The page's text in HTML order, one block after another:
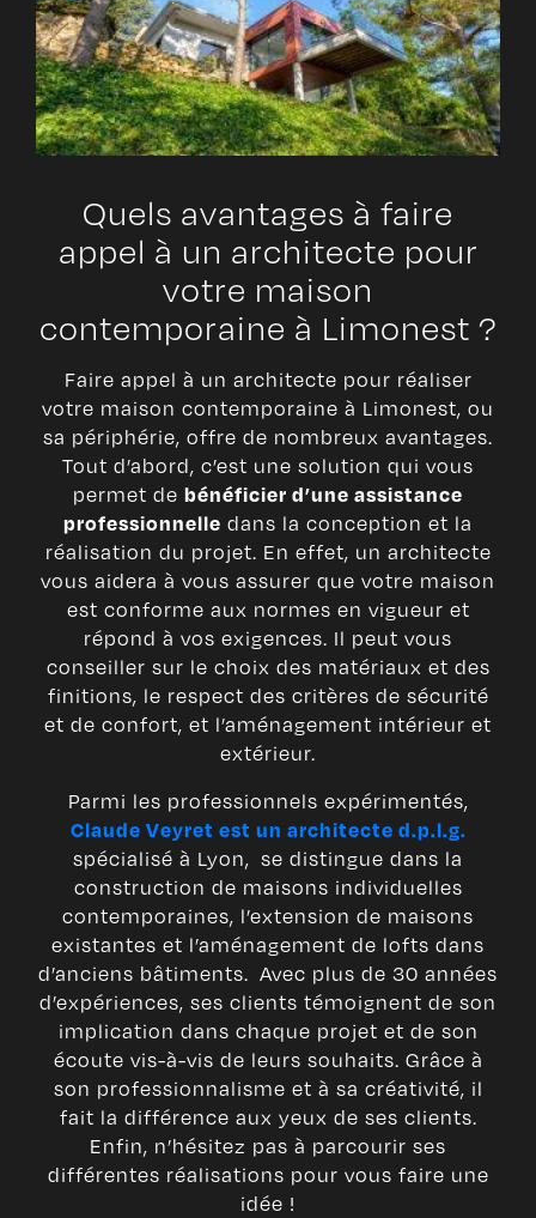
Quels avantages à faire
appel à un architecte pour
votre maison
contemporaine à Limonest ?
Faire appel à un architecte pour réaliser
votre maison contemporaine à Limonest, ou
sa périphérie, offre de nombreux avantages.
Tout d’abord, c’est une solution qui vous
permet de bénéficier d’une assistance
professionnelle dans la conception et la
réalisation du projet. En effet, un architecte
vous aidera à vous assurer que votre maison
est conforme aux normes en vigueur et
répond à vos exigences. Il peut vous
conseiller sur le choix des matériaux et des
finitions, le respect des critères de sécurité
et de confort, et l’aménagement intérieur et
extérieur.
Parmi les professionnels expérimentés,
Claude Veyret est un architecte d.p.l.g.
spécialisé à Lyon, se distingue dans la
construction de maisons individuelles
contemporaines, l’extension de maisons
existantes et l’aménagement de lofts dans
d’anciens bâtiments. Avec plus de 30 années
d’expériences, ses clients témoignent de son
implication dans chaque projet et de son
écoute vis-à-vis de leurs souhaits. Grâce à
son professionnalisme et à sa créativité, il
fait la différence aux yeux de ses clients.
Enfin, n’hésitez pas à parcourir ses
différentes réalisations pour vous faire une
idée !